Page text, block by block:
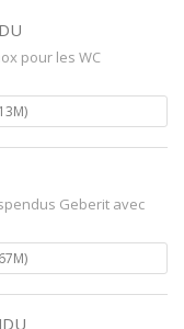
pour les WC
Geberit avec